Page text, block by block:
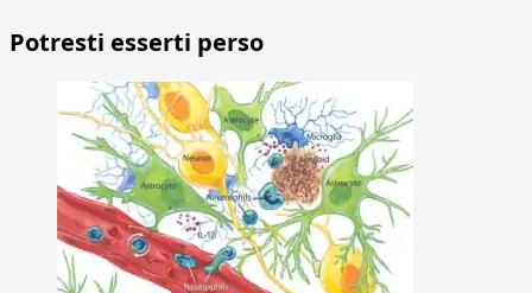
Potresti esserti perso